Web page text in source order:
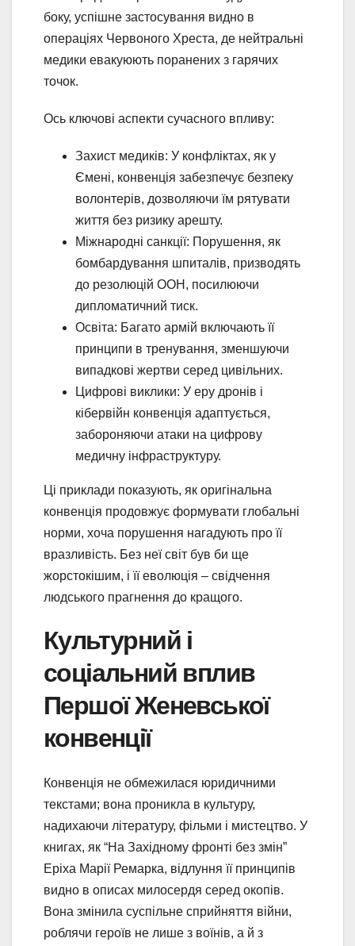
боку, успішне застосування видно в
операціях Червоного Хреста, де нейтральні
медики евакуюють поранених з гарячих
точок.
Ось ключові аспекти сучасного впливу:
Захист медиків: У конфліктах, як у
Ємені, конвенція забезпечує безпеку
волонтерів, дозволяючи їм рятувати
життя без ризику арешту.
Міжнародні санкції: Порушення, як
бомбардування шпиталів, призводять
до резолюцій ООН, посилюючи
дипломатичний тиск.
Освіта: Багато армій включають її
принципи в тренування, зменшуючи
випадкові жертви серед цивільних.
Цифрові виклики: У еру дронів і
кібервійн конвенція адаптується,
забороняючи атаки на цифрову
медичну інфраструктуру.
Ці приклади показують, як оригінальна
конвенція продовжує формувати глобальні
норми, хоча порушення нагадують про її
вразливість. Без неї світ був би ще
жорстокішим, і її еволюція – свідчення
людського прагнення до кращого.
Культурний і
соціальний вплив
Першої Женевської
конвенції
Конвенція не обмежилася юридичними
текстами; вона проникла в культуру,
надихаючи літературу, фільми і мистецтво. У
книгах, як “На Західному фронті без змін”
Еріха Марії Ремарка, відлуння її принципів
видно в описах милосердя серед окопів.
Вона змінила суспільне сприйняття війни,
роблячи героїв не лише з воїнів, а й з